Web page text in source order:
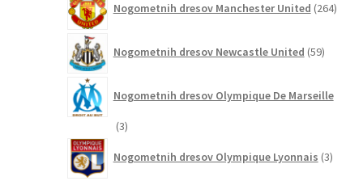
Nogometnih dresov Manchester United 264
Nogometnih dresov Newcastle United 59izdelkov
Nogometnih dresov Olympique De Marseille
33
Nogometnih dresov Olympique Lyonnais 3izdelki